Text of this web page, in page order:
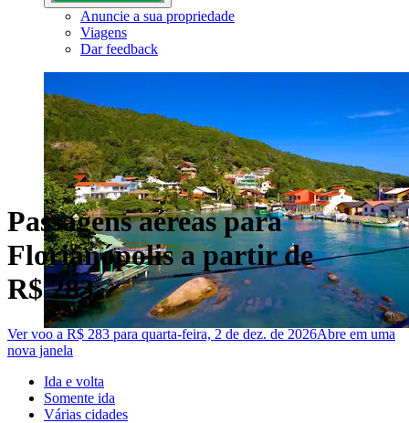
Anuncie a sua propriedade
Viagens
Dar feedback
Passagens aéreas para
Florianópolis a partir de
R$ 283
Ver voo a R$ 283 para quarta-feira, 2 de dez. de 2026Abre em uma
nova janela
Ida e volta
Somente ida
Várias cidades